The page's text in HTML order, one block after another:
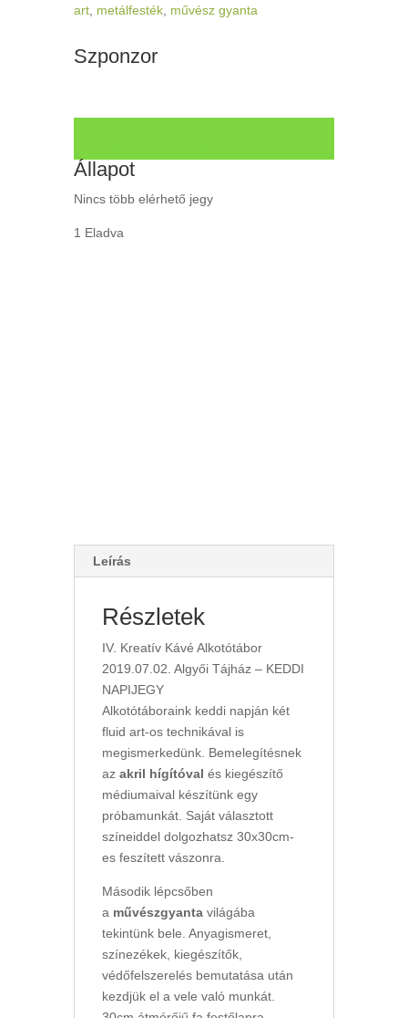
art, metálfesték, művész gyanta
Szponzor
Állapot
Nincs több elérhető jegy
1 Eladva
Leírás
Részletek
IV. Kreatív Kávé Alkotótábor
2019.07.02. Algyői Tájház – KEDDI
NAPIJEGY
Alkotótáboraink keddi napján két
fluid art-os technikával is
megismerkedünk. Bemelegítésnek
az akril hígítóval és kiegészítő
médiumaival készítünk egy
próbamunkát. Saját választott
színeiddel dolgozhatsz 30x30cm-
es feszített vászonra.
Második lépcsőben
a művészgyantavilágába
tekintünk bele. Anyagismeret,
színezékek, kiegészítők,
védőfelszerelés bemutatása után
kezdjük el a vele való munkát.